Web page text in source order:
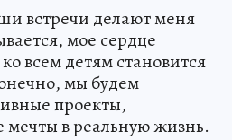
встречи делают меня
мое сердце
всем детям становится
мы будем
проекты,
мечты в реальную жизнь.